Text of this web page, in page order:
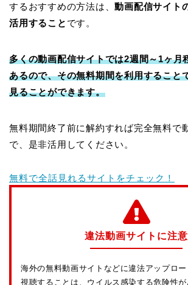
するおすすめの方法は、動画配信サイト
活用すること です。
多くの動画配信サイトでは2週間～1ヶ月
あるので、その無料期間を利用すること
見ることができます。
無料期間終了前に解約すれば完全無料で
で、是非活用してください。
無料で全話見れるサイトをチェック！
違法動画サイトに注意
海外の無料動画サイトなどに違法アップロ
視聴することは、ウイルス感染する危険性が